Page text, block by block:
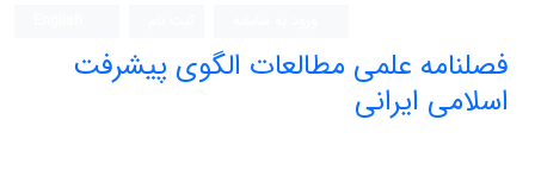
فصلنامه علمی مطالعات الگوی پیشرفت
اسلامی ایرانی